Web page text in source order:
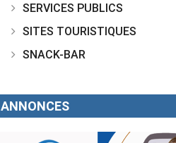
SERVICES PUBLICS
SITES TOURISTIQUES
SNACK-BAR
ANNONCES